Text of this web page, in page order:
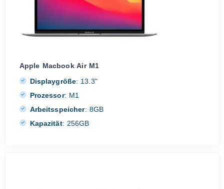
Apple Macbook Air M1
Displaygröße: 13.3"
Prozessor: M1
Arbeitsspeicher: 8GB
Kapazität: 256GB